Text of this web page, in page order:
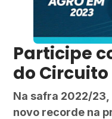
Participe
do
Feiras 2023
Na safra 2022/
novo recorde na